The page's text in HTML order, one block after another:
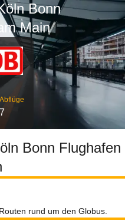
Bonn
Main
Abflüge
7
Bonn Flughafen
rund um den Globus.